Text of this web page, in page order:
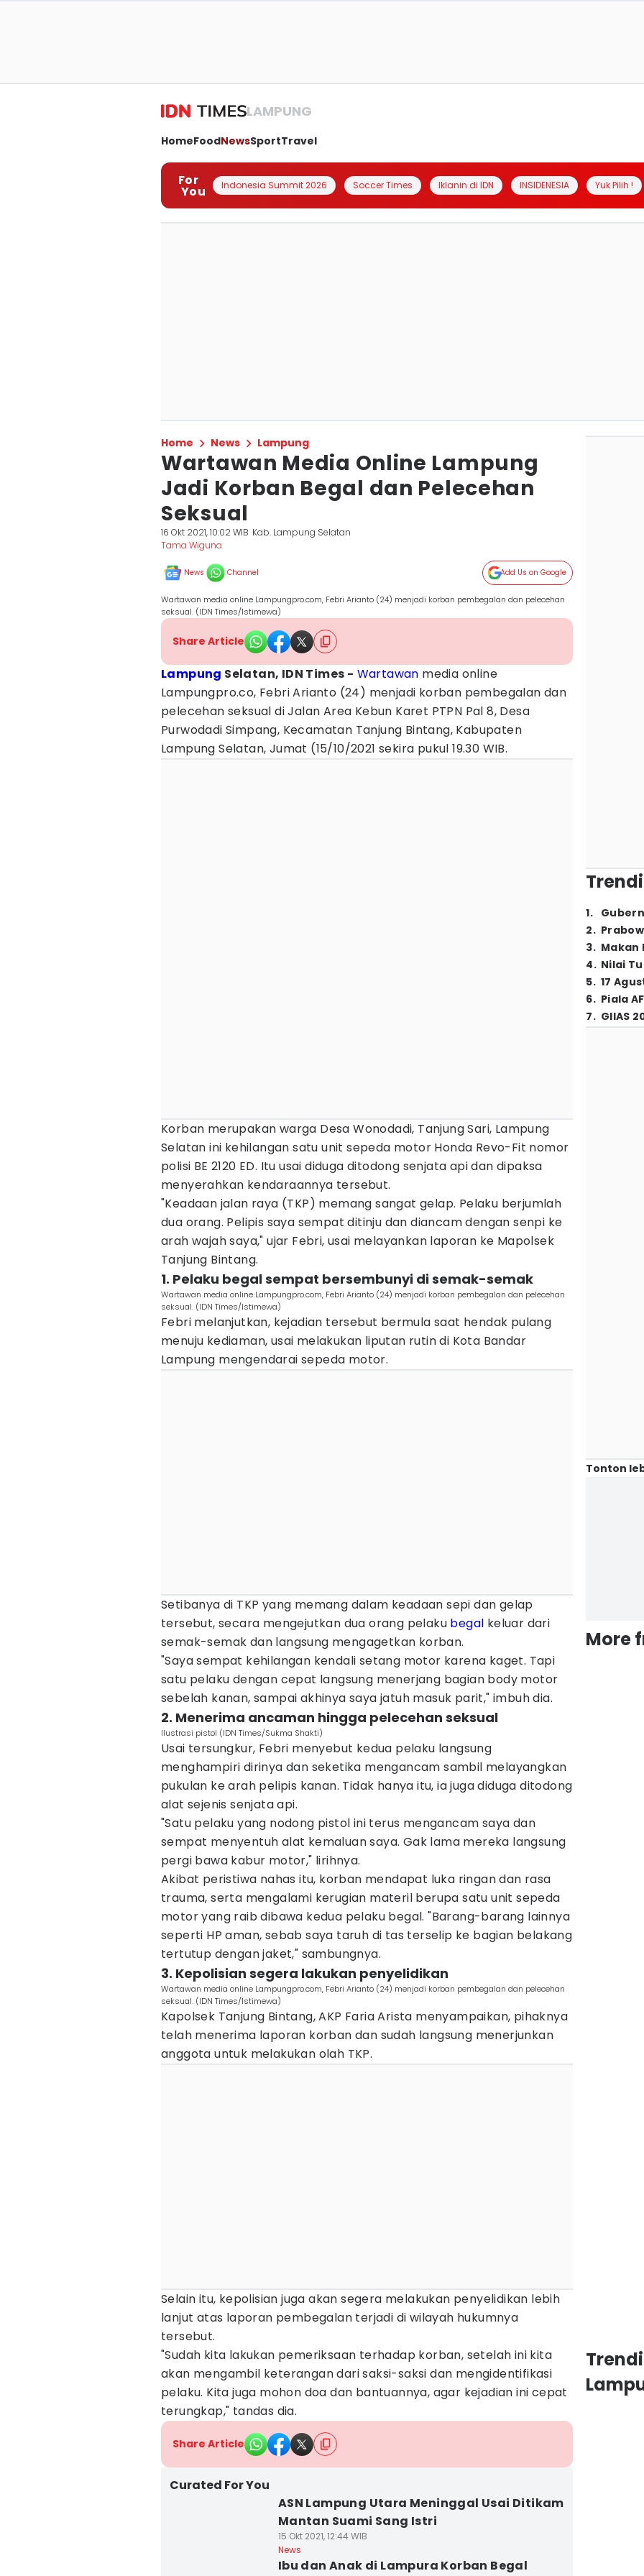
LAMPUNG
HomeFoodNewsSportTravel
For
You Indonesia Summit 2026 Soccer Times Iklanin di IDN INSIDENESIA Yuk Pilih !
Home News Lampung
Wartawan Media Online Lampung
Jadi Korban Begal dan Pelecehan
Seksual
16 Okt 2021, 10:02 WIB Kab. Lampung Selatan
Tama Wiguna
News Channel Add Us on Google
Wartawan media online Lampungpro.com, Febri Arianto (24) menjadi korban pembegalan dan pelecehan
seksual. (IDN Times/Istimewa)
Share Article
Lampung Selatan, IDN Times - Wartawan media online
Lampungpro.co, Febri Arianto (24) menjadi korban pembegalan dan
pelecehan seksual di Jalan Area Kebun Karet PTPN Pal 8, Desa
Purwodadi Simpang, Kecamatan Tanjung Bintang, Kabupaten
Lampung Selatan, Jumat (15/10/2021 sekira pukul 19.30 WIB.
Korban merupakan warga Desa Wonodadi, Tanjung Sari, Lampung
Selatan ini kehilangan satu unit sepeda motor Honda Revo-Fit nomor
polisi BE 2120 ED. Itu usai diduga ditodong senjata api dan dipaksa
menyerahkan kendaraannya tersebut.
"Keadaan jalan raya (TKP) memang sangat gelap. Pelaku berjumlah
dua orang. Pelipis saya sempat ditinju dan diancam dengan senpi ke
arah wajah saya," ujar Febri, usai melayankan laporan ke Mapolsek
Tanjung Bintang.
1. Pelaku begal sempat bersembunyi di semak-semak
Wartawan media online Lampungpro.com, Febri Arianto (24) menjadi korban pembegalan dan pelecehan
seksual. (IDN Times/Istimewa)
Febri melanjutkan, kejadian tersebut bermula saat hendak pulang
menuju kediaman, usai melakukan liputan rutin di Kota Bandar
Lampung mengendarai sepeda motor.
Setibanya di TKP yang memang dalam keadaan sepi dan gelap
tersebut, secara mengejutkan dua orang pelaku begal keluar dari
semak-semak dan langsung mengagetkan korban.
"Saya sempat kehilangan kendali setang motor karena kaget. Tapi
satu pelaku dengan cepat langsung menerjang bagian body motor
sebelah kanan, sampai akhinya saya jatuh masuk parit," imbuh dia.
2. Menerima ancaman hingga pelecehan seksual
Ilustrasi pistol (IDN Times/Sukma Shakti)
Usai tersungkur, Febri menyebut kedua pelaku langsung
menghampiri dirinya dan seketika mengancam sambil melayangkan
pukulan ke arah pelipis kanan. Tidak hanya itu, ia juga diduga ditodong
alat sejenis senjata api.
"Satu pelaku yang nodong pistol ini terus mengancam saya dan
sempat menyentuh alat kemaluan saya. Gak lama mereka langsung
pergi bawa kabur motor," lirihnya.
Akibat peristiwa nahas itu, korban mendapat luka ringan dan rasa
trauma, serta mengalami kerugian materil berupa satu unit sepeda
motor yang raib dibawa kedua pelaku begal. "Barang-barang lainnya
seperti HP aman, sebab saya taruh di tas terselip ke bagian belakang
tertutup dengan jaket," sambungnya.
3. Kepolisian segera lakukan penyelidikan
Wartawan media online Lampungpro.com, Febri Arianto (24) menjadi korban pembegalan dan pelecehan
seksual. (IDN Times/Istimewa)
Kapolsek Tanjung Bintang, AKP Faria Arista menyampaikan, pihaknya
telah menerima laporan korban dan sudah langsung menerjunkan
anggota untuk melakukan olah TKP.
Selain itu, kepolisian juga akan segera melakukan penyelidikan lebih
lanjut atas laporan pembegalan terjadi di wilayah hukumnya
tersebut.
"Sudah kita lakukan pemeriksaan terhadap korban, setelah ini kita
akan mengambil keterangan dari saksi-saksi dan mengidentifikasi
pelaku. Kita juga mohon doa dan bantuannya, agar kejadian ini cepat
terungkap," tandas dia.
Share Article
Curated For You
ASN Lampung Utara Meninggal Usai Ditikam
Mantan Suami Sang Istri
15 Okt 2021, 12:44 WIB
News
Ibu dan Anak di Lampura Korban Begal
1.
2.
3. Makan
4. Nilai
5. 17
6. Piala
7. GIIAS
Tonton
More